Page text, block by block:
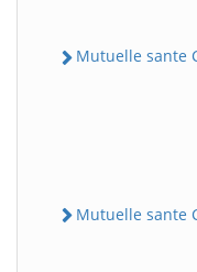
Mutuelle sante
Mutuelle sante